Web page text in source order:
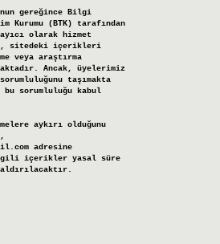
gereğince Bilgi
(BTK) tarafından
olarak hizmet
sitedeki içerikleri
veya araştırma
Ancak, üyelerimiz
taşımakta
sorumluluğu kabul
aykırı olduğunu
adresine
içerikler yasal süre